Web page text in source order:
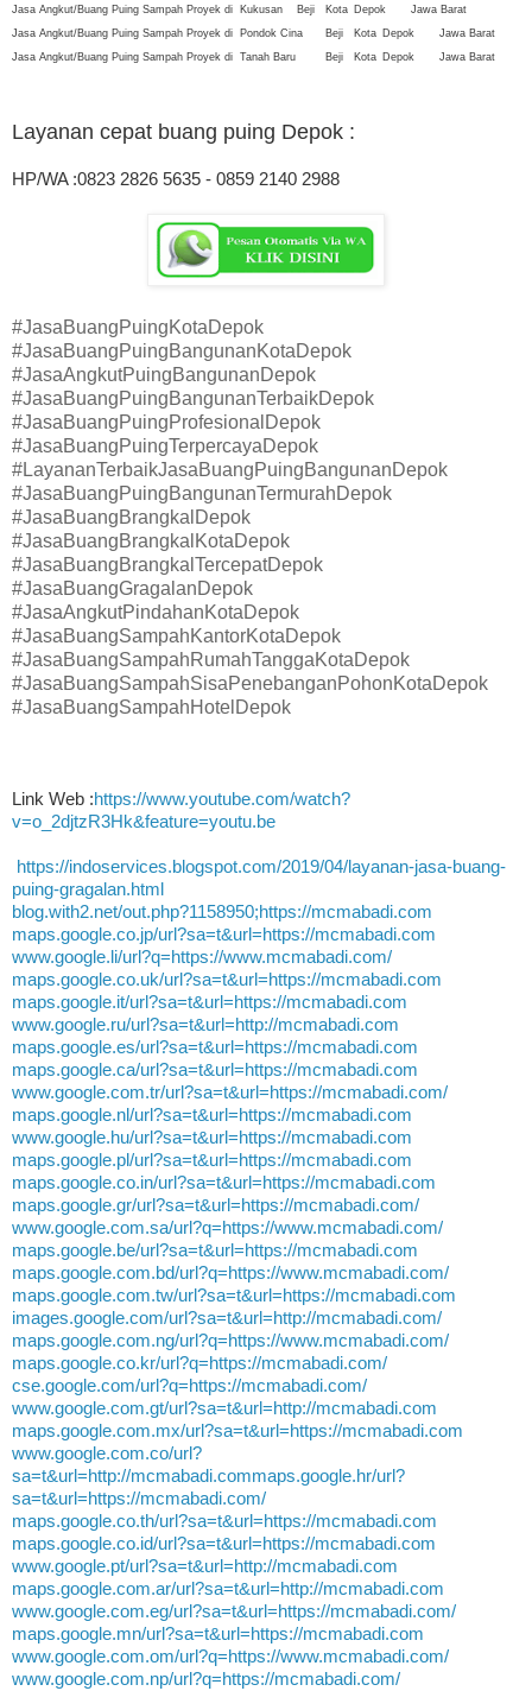
Jasa Angkut/Buang Puing Sampah Proyek di Kukusan Beji Kota Depok
Jawa Barat
Jasa Angkut/Buang Puing Sampah Proyek di
Pondok Cina Beji Kota Depok
Jawa Barat
Jasa Angkut/Buang Puing Sampah Proyek di Tanah Baru Beji Kota Depok Jawa Barat
Layanan cepat buang puing Depok :
HP/WA :0823 2826 5635 - 0859 2140 2988
#JasaBuangPuingKotaDepok
#JasaBuangPuingBangunanKotaDepok
#JasaAngkutPuingBangunanDepok
#JasaBuangPuingBangunanTerbaikDepok
#JasaBuangPuingProfesionalDepok
#JasaBuangPuingTerpercayaDepok
#LayananTerbaikJasaBuangPuingBangunanDepok
#JasaBuangPuingBangunanTermurahDepok
#JasaBuangBrangkalDepok
#JasaBuangBrangkalKotaDepok
#JasaBuangBrangkalTercepatDepok
#JasaBuangGragalanDepok
#JasaAngkutPindahanKotaDepok
#JasaBuangSampahKantorKotaDepok
#JasaBuangSampahRumahTanggaKotaDepok
#JasaBuangSampahSisaPenebanganPohonKotaDepok
#JasaBuangSampahHotelDepok
Link Web :https://www.youtube.com/watch?
v=o_2djtzR3Hk&feature=youtu.be
https://indoservices.blogspot.com/2019/04/layanan-jasa-buang-
puing-gragalan.html
blog.with2.net/out.php?1158950;https://mcmabadi.com
maps.google.co.jp/url?sa=t&url=https://mcmabadi.com
www.google.li/url?q=https://www.mcmabadi.com/
maps.google.co.uk/url?sa=t&url=https://mcmabadi.com
maps.google.it/url?sa=t&url=https://mcmabadi.com
www.google.ru/url?sa=t&url=http://mcmabadi.com
maps.google.es/url?sa=t&url=https://mcmabadi.com
maps.google.ca/url?sa=t&url=https://mcmabadi.com
www.google.com.tr/url?sa=t&url=https://mcmabadi.com/
maps.google.nl/url?sa=t&url=https://mcmabadi.com
www.google.hu/url?sa=t&url=https://mcmabadi.com
maps.google.pl/url?sa=t&url=https://mcmabadi.com
maps.google.co.in/url?sa=t&url=https://mcmabadi.com
maps.google.gr/url?sa=t&url=https://mcmabadi.com/
www.google.com.sa/url?q=https://www.mcmabadi.com/
maps.google.be/url?sa=t&url=https://mcmabadi.com
maps.google.com.bd/url?q=https://www.mcmabadi.com/
maps.google.com.tw/url?sa=t&url=https://mcmabadi.com
images.google.com/url?sa=t&url=http://mcmabadi.com/
maps.google.com.ng/url?q=https://www.mcmabadi.com/
maps.google.co.kr/url?q=https://mcmabadi.com/
cse.google.com/url?q=https://mcmabadi.com/
www.google.com.gt/url?sa=t&url=http://mcmabadi.com
maps.google.com.mx/url?sa=t&url=https://mcmabadi.com
www.google.com.co/url?
sa=t&url=http://mcmabadi.commaps.google.hr/url?
sa=t&url=https://mcmabadi.com/
maps.google.co.th/url?sa=t&url=https://mcmabadi.com
maps.google.co.id/url?sa=t&url=https://mcmabadi.com
www.google.pt/url?sa=t&url=http://mcmabadi.com
maps.google.com.ar/url?sa=t&url=http://mcmabadi.com
www.google.com.eg/url?sa=t&url=https://mcmabadi.com/
maps.google.mn/url?sa=t&url=https://mcmabadi.com
www.google.com.om/url?q=https://www.mcmabadi.com/
www.google.com.np/url?q=https://mcmabadi.com/